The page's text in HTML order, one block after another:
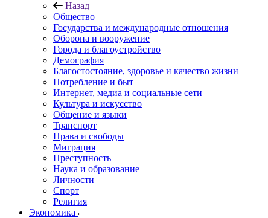
Назад
Общество
Государства и международные отношения
Оборона и вооружение
Города и благоустройство
Демография
Благостостояние, здоровье и качество жизни
Потребление и быт
Интернет, медиа и социальные сети
Культура и искусство
Общение и языки
Транспорт
Права и свободы
Миграция
Преступность
Наука и образование
Личности
Спорт
Религия
Экономика